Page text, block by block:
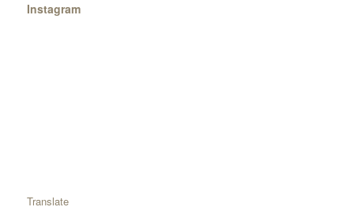
Instagram
Translate